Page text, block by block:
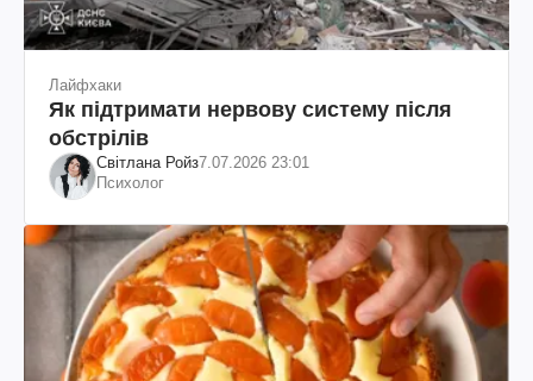
Лайфхаки
Як підтримати нервову систему після
обстрілів
Світлана Ройз7.07.2026 23:01
Психолог